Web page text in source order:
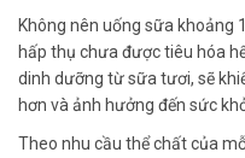
Không nên uống sữa khoảng
hấp thụ chưa được tiêu hóa
dinh dưỡng từ sữa tươi, sẽ
hơn và ảnh hưởng đến sức
Theo nhu cầu thể chất của